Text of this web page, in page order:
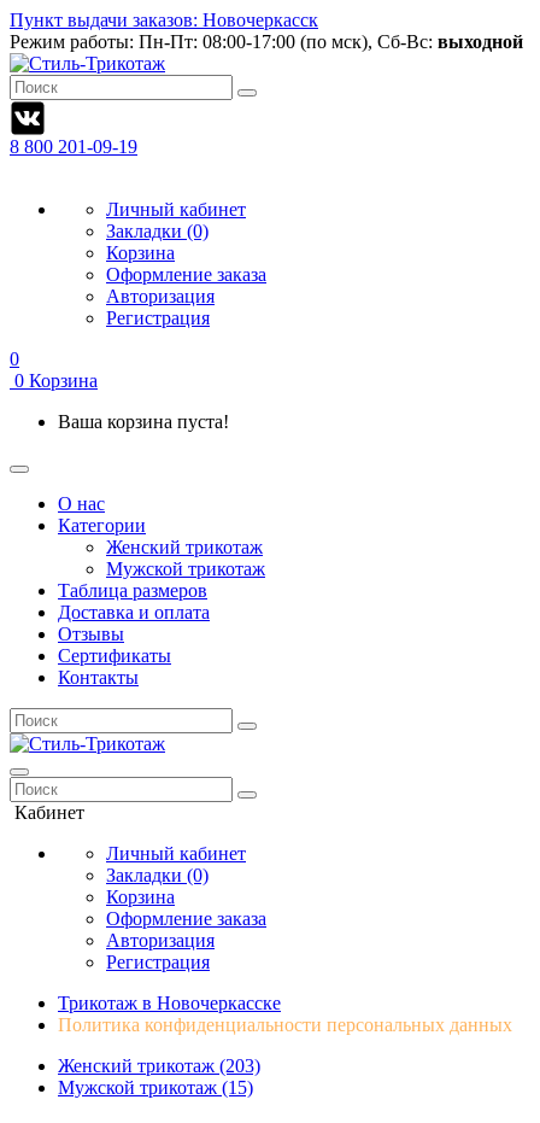
Пункт выдачи заказов: Новочеркасск
Режим работы: Пн-Пт: 08:00-17:00 (по мск), Сб-Вс: выходной
8 800 201-09-19
Личный кабинет
Закладки (0)
Корзина
Оформление заказа
Авторизация
Регистрация
0
0 Корзина
Ваша корзина пуста!
О нас
Категории
Женский трикотаж
Мужской трикотаж
Таблица размеров
Доставка и оплата
Отзывы
Сертификаты
Контакты
Кабинет
Личный кабинет
Закладки (0)
Корзина
Оформление заказа
Авторизация
Регистрация
Трикотаж в Новочеркасске
Политика конфиденциальности персональных данных
Женский трикотаж (203)
Мужской трикотаж (15)